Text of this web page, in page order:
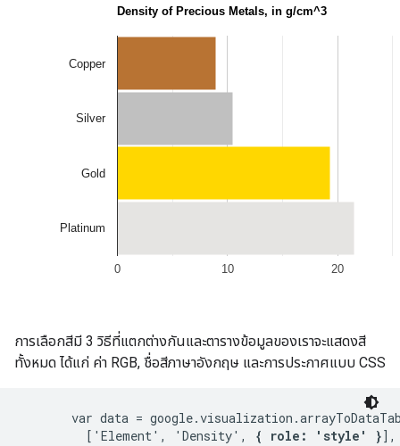
การเลือกสีมี 3 วิธีที่แตกต่างกันและตารางข้อมูลของเราจะแสดงสี
ทั้งหมด ได้แก่ ค่า RGB, ชื่อสีภาษาอังกฤษ และการประกาศแบบ CSS
var data =
         ['Element', 'Density',
{ role: 'style' }],